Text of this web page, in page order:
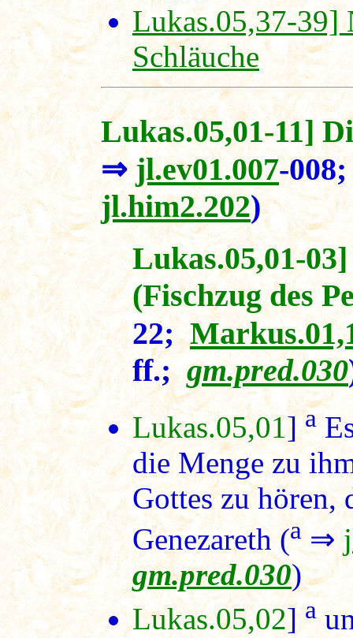
Lukas.05,37-39]
Schläuche
Lukas.05,01-11]
⇒jl.ev01.007-
jl.him2.202)
Lukas.05,01-
(Fischzug des
22;
ff.; gm.pred.030
Lukas.05,01 ]a
die Menge zu
Gottes zu hören,
Genezareth (a⇒
gm.pred.030)
Lukas.05,02] a